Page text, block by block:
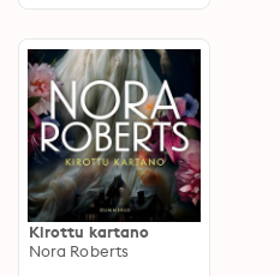
Kirottu kartano
Nora Roberts